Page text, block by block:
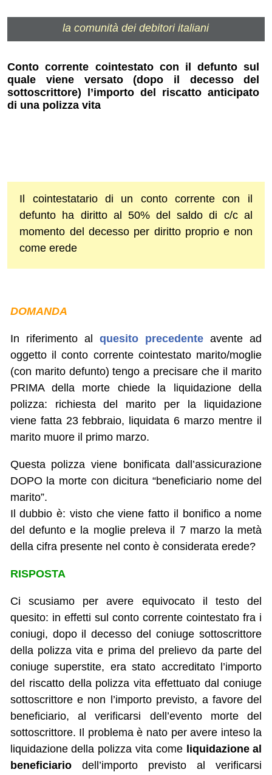
la comunità dei debitori italiani
Conto corrente cointestato con il defunto sul
quale viene versato (dopo il decesso del
sottoscrittore) l’importo del riscatto anticipato
di una polizza vita
Il cointestatario di un conto corrente con il
defunto ha diritto al 50% del saldo di c/c al
momento del decesso per diritto proprio e non
come erede
DOMANDA
In riferimento al quesito precedente avente ad
oggetto il conto corrente cointestato marito/moglie
(con marito defunto) tengo a precisare che il marito
PRIMA della morte chiede la liquidazione della
polizza: richiesta del marito per la liquidazione
viene fatta 23 febbraio, liquidata 6 marzo mentre il
marito muore il primo marzo.
Questa polizza viene bonificata dall’assicurazione
DOPO la morte con dicitura “beneficiario nome del
marito”.
Il dubbio è: visto che viene fatto il bonifico a nome
del defunto e la moglie preleva il 7 marzo la metà
della cifra presente nel conto è considerata erede?
RISPOSTA
Ci scusiamo per avere equivocato il testo del
quesito: in effetti sul conto corrente cointestato fra i
coniugi, dopo il decesso del coniuge sottoscrittore
della polizza vita e prima del prelievo da parte del
coniuge superstite, era stato accreditato l’importo
del riscatto della polizza vita effettuato dal coniuge
sottoscrittore e non l’importo previsto, a favore del
beneficiario, al verificarsi dell’evento morte del
sottoscrittore. Il problema è nato per avere inteso la
liquidazione della polizza vita comeliquidazione al
beneficiariodell’importo previsto al verificarsi